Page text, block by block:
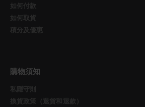
如何付款
如何取貨
積分及優惠
購物須知
私隱守則
換貨政策（退貨和退款）